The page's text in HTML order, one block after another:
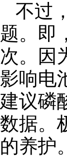
不过
题。即
次。因
影响电
建议磷
数据。
的养护